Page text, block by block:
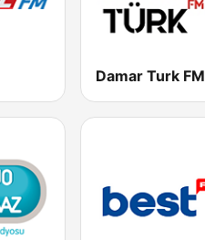
Damar Turk FM